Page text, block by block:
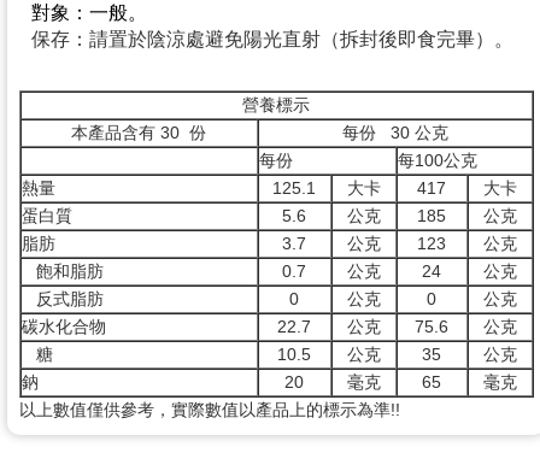
對象：一般。
保存：請置於陰涼處避免陽光直射（拆封後即食完畢）。
營養標示
本產品含有 30 份
每份 30 公克
每份
每100公克
熱量
125.1 大卡 417
大卡
蛋白質
5.6 公克 185
公克
脂肪
3.7 公克 123
公克
飽和脂肪
0.7 公克 24
公克
反式脂肪
0 公克 0
公克
碳水化合物
22.7 公克 75.6
公克
糖
10.5 公克 35
公克
鈉
20 毫克 65
毫克
以上數值僅供參考，實際數值以產品上的標示為準!!